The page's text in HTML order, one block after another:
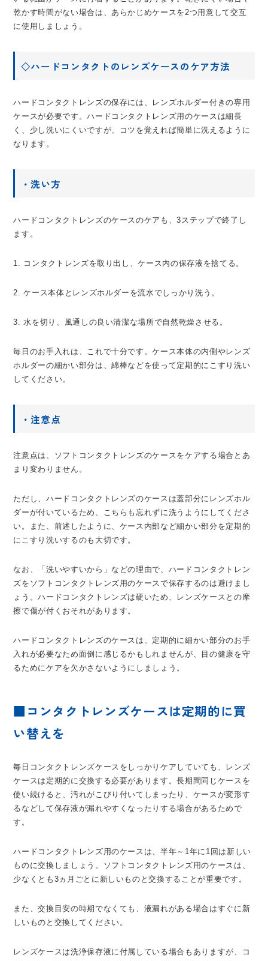
乾かす時間がない場合は、あらかじめケースを2つ用意して交互
に使用しましょう。
◇ハードコンタクトのレンズケースのケア方法
ハードコンタクトレンズの保存には、レンズホルダー付きの専用
ケースが必要です。ハードコンタクトレンズ用のケースは細長
く、少し洗いにくいですが、コツを覚えれば簡単に洗えるように
なります。
・洗い方
ハードコンタクトレンズのケースのケアも、3ステップで終了し
ます。
1. コンタクトレンズを取り出し、ケース内の保存液を捨てる。
2. ケース本体とレンズホルダーを流水でしっかり洗う。
3. 水を切り、風通しの良い清潔な場所で自然乾燥させる。
毎日のお手入れは、これで十分です。ケース本体の内側やレンズ
ホルダーの細かい部分は、綿棒などを使って定期的にこすり洗い
してください。
・注意点
注意点は、ソフトコンタクトレンズのケースをケアする場合とあ
まり変わりません。
ただし、ハードコンタクトレンズのケースは蓋部分にレンズホル
ダーが付いているため、こちらも忘れずに洗うようにしてくださ
い。また、前述したように、ケース内部など細かい部分を定期的
にこすり洗いするのも大切です。
なお、「洗いやすいから」などの理由で、ハードコンタクトレン
ズをソフトコンタクトレンズ用のケースで保存するのは避けまし
ょう。ハードコンタクトレンズは硬いため、レンズケースとの摩
擦で傷が付くおそれがあります。
ハードコンタクトレンズのケースは、定期的に細かい部分のお手
入れが必要なため面倒に感じるかもしれませんが、目の健康を守
るためにケアを欠かさないようにしましょう。
■コンタクトレンズケースは定期的に買
い替えを
毎日コンタクトレンズケースをしっかりケアしていても、レンズ
ケースは定期的に交換する必要があります。長期間同じケースを
使い続けると、汚れがこびり付いてしまったり、ケースが変形す
るなどして保存液が漏れやすくなったりする場合があるためで
す。
ハードコンタクトレンズ用のケースは、半年～1年に1回は新しい
ものに交換しましょう。ソフトコンタクトレンズ用のケースは、
少なくとも3ヵ月ごとに新しいものと交換することが重要です。
また、交換目安の時期でなくても、液漏れがある場合はすぐに新
しいものと交換してください。
レンズケースは洗浄保存液に付属している場合もありますが、コ